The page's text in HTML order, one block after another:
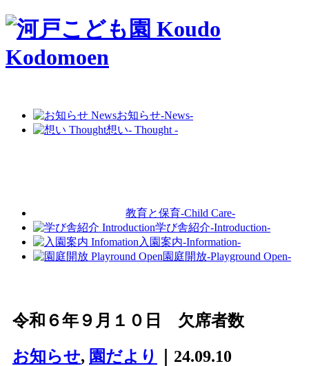
お知らせ-News-
想い- Thought -
教育と保育-Child Care-
学び舎紹介-Introduction-
入園案内-Information-
園庭開放-Playground Open-
令和６年９月１０日 欠席者数
お知らせ, 園だより ｜24.09.10